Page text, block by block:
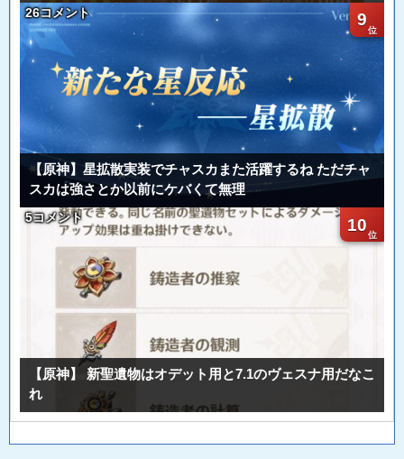
9
26コメント
【原神】星拡散実装でチャスカまた活躍するね ただチャ
スカは強さとか以前にケバくて無理
10
5コメント
【原神】 新聖遺物はオデット用と7.1のヴェスナ用だなこ
れ